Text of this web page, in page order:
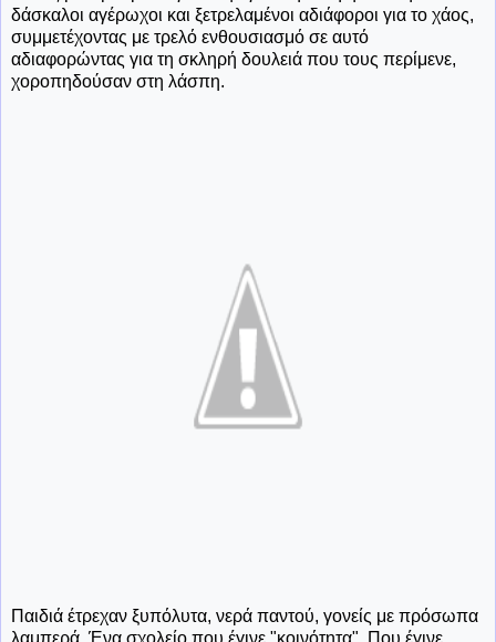
δάσκαλοι αγέρωχοι και ξετρελαμένοι αδιάφοροι για το χάος,
συμμετέχοντας με τρελό ενθουσιασμό σε αυτό
αδιαφορώντας για τη σκληρή δουλειά που τους περίμενε,
χοροπηδούσαν στη λάσπη.
Παιδιά έτρεχαν ξυπόλυτα, νερά παντού, γονείς με πρόσωπα
λαμπερά. Ένα σχολείο που έγινε "κοινότητα". Που έγινε